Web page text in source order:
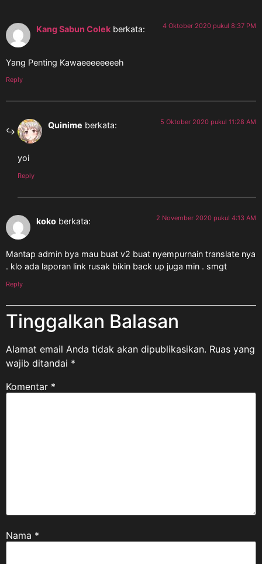
Kang Sabun Colek berkata: 4 Oktober 2020 pukul 8:37 PM
Yang Penting Kawaeeeeeeeeh
Reply
Quinime berkata: 5 Oktober 2020 pukul 11:28 AM
yoi
Reply
koko berkata: 2 November 2020 pukul 4:13 AM
Mantap admin bya mau buat v2 buat nyempurnain translate nya
. klo ada laporan link rusak bikin back up juga min . smgt
Reply
Tinggalkan Balasan
Alamat email Anda tidak akan dipublikasikan. Ruas yang
wajib ditandai *
Komentar *
Nama *